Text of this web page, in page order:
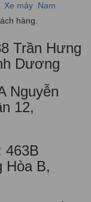
Xe máy Nam
hàng.
Trần Hưng
Dương
Nguyễn
12,
463B
Hòa B,